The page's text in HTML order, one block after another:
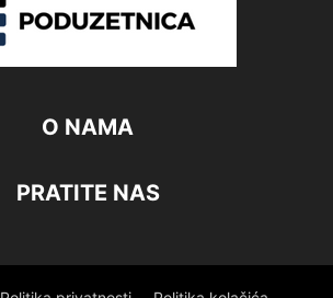
O NAMA
PRATITE NAS